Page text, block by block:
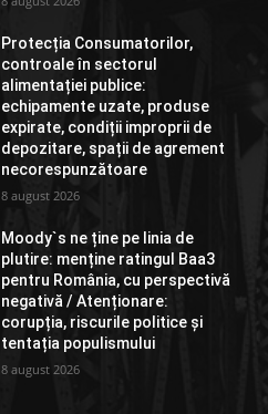
Protecția Consumatorilor,
controale în sectorul
alimentației publice:
echipamente uzate, produse
expirate, condiții improprii de
depozitare, spații de agrement
necorespunzătoare
8 august 2026
Moody`s ne ține pe linia de
plutire: menține ratingul Baa3
pentru România, cu perspectivă
negativă / Atenționare:
corupția, riscurile politice și
tentația populismului
8 august 2026